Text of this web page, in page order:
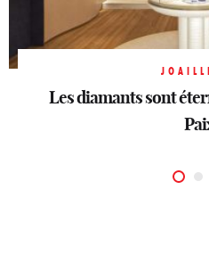
Les diamants sont
Sahag Arslanian